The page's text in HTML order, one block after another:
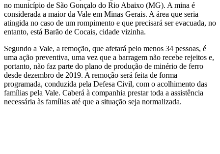
no município de São Gonçalo do Rio Abaixo (MG). A mina é
considerada a maior da Vale em Minas Gerais. A área que seria
atingida no caso de um rompimento e que precisará ser evacuada, no
entanto, está Barão de Cocais, cidade vizinha.
Segundo a Vale, a remoção, que afetará pelo menos 34 pessoas, é
uma ação preventiva, uma vez que a barragem não recebe rejeitos e,
portanto, não faz parte do plano de produção de minério de ferro
desde dezembro de 2019. A remoção será feita de forma
programada, conduzida pela Defesa Civil, com o acolhimento das
famílias pela Vale. Caberá à companhia prestar toda a assistência
necessária às famílias até que a situação seja normalizada.